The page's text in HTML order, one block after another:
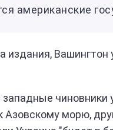
американские
издания,
Азовскому морю,